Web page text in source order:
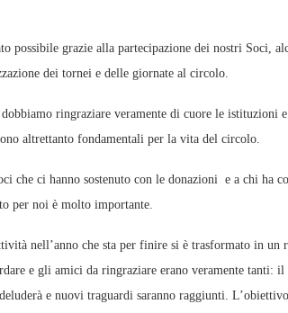
possibile grazie alla partecipazione dei nostri Soci,
dei tornei e delle giornate al circolo.
ringraziare veramente di cuore le istituzioni
altrettanto fondamentali per la vita del circolo.
che ci hanno sostenuto con le donazioni e a chi ha
per noi è molto importante.
nell’anno che sta per finire si è trasformato in un
e gli amici da ringraziare erano veramente tanti:
e nuovi traguardi saranno raggiunti.